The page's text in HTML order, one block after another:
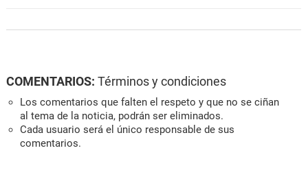
COMENTARIOS: Términos y condiciones
Los comentarios que falten el respeto y que no se ciñan
al tema de la noticia, podrán ser eliminados.
Cada usuario será el único responsable de sus
comentarios.